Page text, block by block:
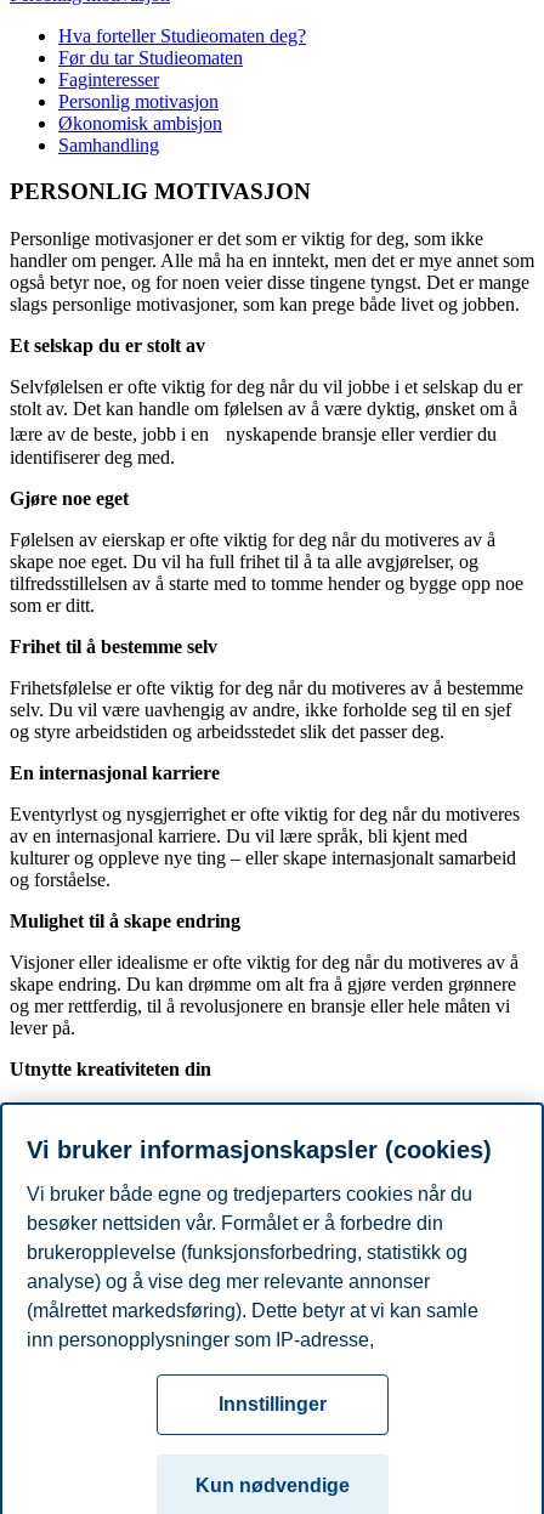
Hva forteller Studieomaten deg?
Før du tar Studieomaten
Faginteresser
Personlig motivasjon
Økonomisk ambisjon
Samhandling
PERSONLIG MOTIVASJON
Personlige motivasjoner er det som er viktig for deg, som ikke
handler om penger. Alle må ha en inntekt, men det er mye annet som
også betyr noe, og for noen veier disse tingene tyngst. Det er mange
slags personlige motivasjoner, som kan prege både livet og jobben.
Et selskap du er stolt av
Selvfølelsen er ofte viktig for deg når du vil jobbe i et selskap du er
stolt av. Det kan handle om følelsen av å være dyktig, ønsket om å
lære av de beste, jobb i en nyskapende bransje eller verdier du
identifiserer deg med.
Gjøre noe eget
Følelsen av eierskap er ofte viktig for deg når du motiveres av å
skape noe eget. Du vil ha full frihet til å ta alle avgjørelser, og
tilfredsstillelsen av å starte med to tomme hender og bygge opp noe
som er ditt.
Frihet til å bestemme selv
Frihetsfølelse er ofte viktig for deg når du motiveres av å bestemme
selv. Du vil være uavhengig av andre, ikke forholde seg til en sjef
og styre arbeidstiden og arbeidsstedet slik det passer deg.
En internasjonal karriere
Eventyrlyst og nysgjerrighet er ofte viktig for deg når du motiveres
av en internasjonal karriere. Du vil lære språk, bli kjent med
kulturer og oppleve nye ting – eller skape internasjonalt samarbeid
og forståelse.
Mulighet til å skape endring
Visjoner eller idealisme er ofte viktig for deg når du motiveres av å
skape endring. Du kan drømme om alt fra å gjøre verden grønnere
og mer rettferdig, til å revolusjonere en bransje eller hele måten vi
lever på.
Utnytte kreativiteten din
Ønsket om å formidle noe er ofte viktig for deg hvis du motiveres av
fortelle historier som vekker følelser og inspirasjon hos andre.
Stor variasjon og stadig noe nytt
Nysgjerrighet og spenningssøking er ofte viktig for deg når du
motiveres av variasjon. Du vil kanskje unngå kjedsomhet og rutiner,
stadig lære nye ting eller ha lyst til å bruke mange forskjellige sider
av deg selv.
TA STUDIEOMATEN
Tilgjengelighetserklæring
Kontakt oss
Vi bruker informasjonskapsler (cookies)
Vi bruker både egne og tredjeparters cookies når du
besøker nettsiden vår. Formålet er å forbedre din
brukeropplevelse (funksjonsforbedring, statistikk og
analyse) og å vise deg mer relevante annonser
(målrettet markedsføring). Dette betyr at vi kan samle
inn personopplysninger som IP-adresse,
cookies som er nødvendige for at nettsiden skal
fungere, kan du enten godta alle eller tilpasse ditt
samtykke ved å endre innstillinger.
Innstillinger
Kun nødvendige